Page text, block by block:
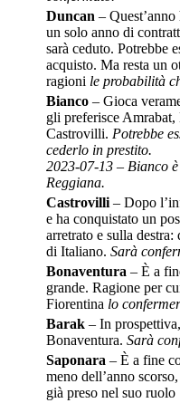
Duncan –
un solo anno di
sarà ceduto. Potrebbe
acquisto. Ma resta un
ragioni le probabilità
Bianco – Gioca
gli preferisce
Castrovilli. Potrebbe
cederlo in prestito.
2023-07-13 – Bianco
Reggiana.
Castrovilli – Dopo
e ha conquistato un
arretrato e sulla
di Italiano. Sarà
Bonaventura – È a
grande. Ragione per
Fiorentina lo
Barak – In
Bonaventura. Sarà
Saponara – È a fine
meno dell’anno
già preso nel suo ruolo